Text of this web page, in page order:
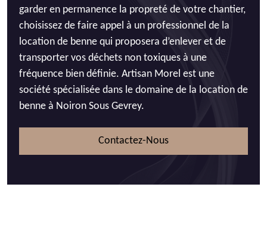
garder en permanence la propreté de votre chantier,
choisissez de faire appel à un professionnel de la
location de benne qui proposera d’enlever et de
transporter vos déchets non toxiques à une
fréquence bien définie. Artisan Morel est une
société spécialisée dans le domaine de la location de
benne à Noiron Sous Gevrey.
Contactez-Nous